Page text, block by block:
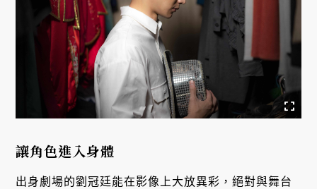
讓角色進入身體
出身劇場的劉冠廷能在影像上大放異彩，絕對與舞台